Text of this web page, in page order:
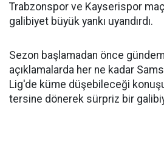
Trabzonspor ve Kayserispor
galibiyet büyük yankı uyandırdı.
Sezon başlamadan önce
açıklamalarda her ne kadar
Lig'de küme düşebileceği
tersine dönerek sürpriz bir